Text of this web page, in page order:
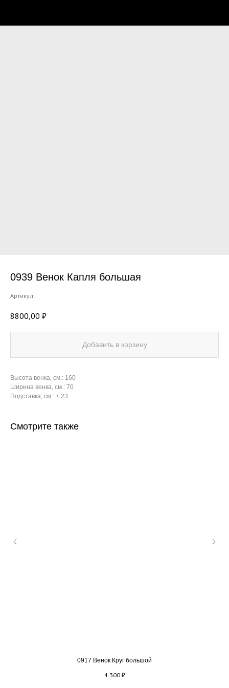
0939 Венок Капля большая
Артикул:
8800,00 ₽
Добавить в корзину
Высота венка, см.: 160
Ширина венка, см.: 70
Подставка, см.: ± 23
Смотрите также
0917 Венок Круг большой
4 300 ₽